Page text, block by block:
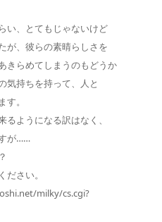
い、とてもじゃないけど
が、彼らの素晴らしさを
きらめてしまうのもどうか
気持ちを持って、人と
。
ようになる訳はなく、
が……
さい。
milky/cs.cgi?